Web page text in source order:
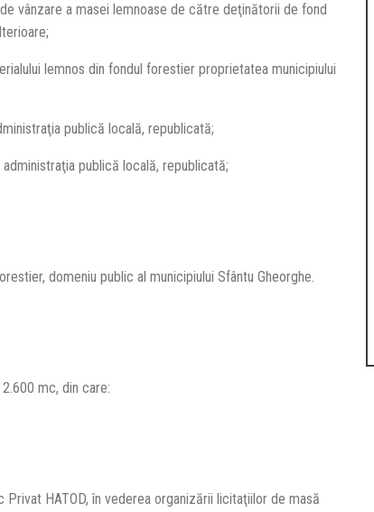
a masei lemnoase de către deţinătorii de fond
lemnos din fondul forestier proprietatea municipiului
publică locală, republicată;
publică locală, republicată;
domeniu public al municipiului Sfântu Gheorghe.
mc, din care:
Privat HATOD, în vederea organizării licitaţiilor de masă